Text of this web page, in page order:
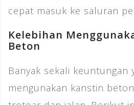
cepat masuk ke saluran
Kelebihan
Beton
Banyak sekali keuntungan
mengunakan kanstin